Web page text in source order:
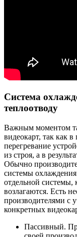
Система
теплоотводу
Важным моментом
видеокарт, так как
перегревание
из строя, а в
Обычно
системы
отдельной системы,
возлагаются. Есть
производителями с
конкретных
Пассивный.